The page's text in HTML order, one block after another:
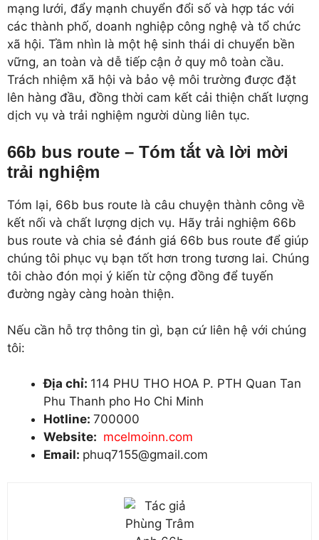
mạng lưới, đẩy mạnh chuyển đổi số và hợp tác với
các thành phố, doanh nghiệp công nghệ và tổ chức
xã hội. Tầm nhìn là một hệ sinh thái di chuyển bền
vững, an toàn và dễ tiếp cận ở quy mô toàn cầu.
Trách nhiệm xã hội và bảo vệ môi trường được đặt
lên hàng đầu, đồng thời cam kết cải thiện chất lượng
dịch vụ và trải nghiệm người dùng liên tục.
66b bus route – Tóm tắt và lời mời
trải nghiệm
Tóm lại, 66b bus route là câu chuyện thành công về
kết nối và chất lượng dịch vụ. Hãy trải nghiệm 66b
bus route và chia sẻ đánh giá 66b bus route để giúp
chúng tôi phục vụ bạn tốt hơn trong tương lai. Chúng
tôi chào đón mọi ý kiến từ cộng đồng để tuyến
đường ngày càng hoàn thiện.
Nếu cần hỗ trợ thông tin gì, bạn cứ liên hệ với chúng
tôi:
Địa chỉ: 114 PHU THO HOA P. PTH Quan Tan
Phu Thanh pho Ho Chi Minh
Hotline: 700000
Website: mcelmoinn.com
Email: phuq7155@gmail.com